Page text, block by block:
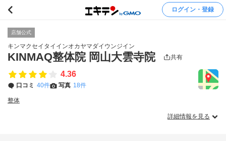
ログイン・登録
店舗公式
キンマクセイタイインオカヤマダイウンジイン
KINMAQ整体院 岡山大雲寺院 共有
4.36
口コミ 40件 写真 18件
整体
詳細情報を見る